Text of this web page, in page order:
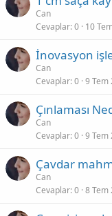
Can
Cevaplar 0 10
İnovasyon
Can
Cevaplar 0 9 Tem
Çınlaması
Can
Cevaplar 0 9 Tem
Çavdar
Can
Cevaplar 0 8 Tem